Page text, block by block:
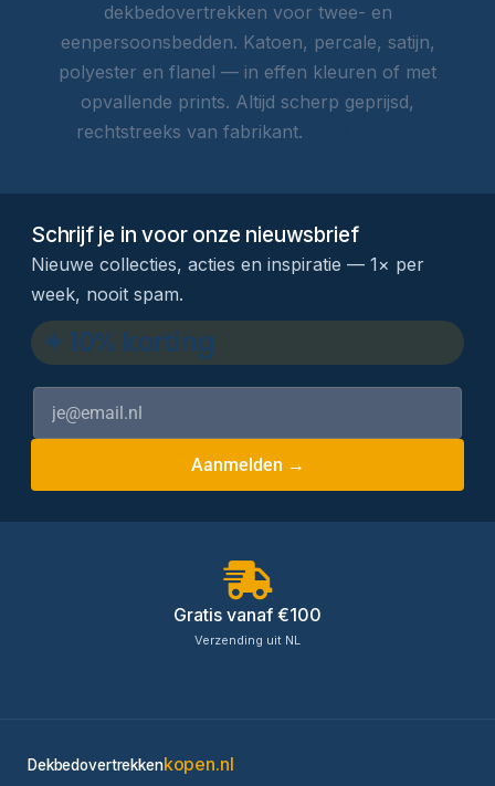
dekbedovertrekken voor twee- en
eenpersoonsbedden. Katoen, percale, satijn,
polyester en flanel — in effen kleuren of met
opvallende prints. Altijd scherp geprijsd,
rechtstreeks van fabrikant.
Schrijf je in voor onze nieuwsbrief
Nieuwe collecties, acties en inspiratie — 1× per
week, nooit spam.
✦ 10% korting
Aanmelden →
Gratis vanaf €100
Verzending uit NL
Dekbedovertrekkenkopen.nl